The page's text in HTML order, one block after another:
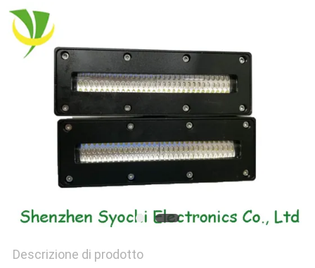
PRIVACY
POLICY
Descrizione di prodotto